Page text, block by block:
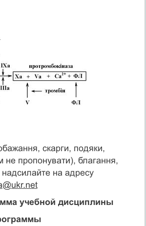
скарги, подяки,
не пропонувати), благання,
надсилайте на адресу
учебной дисциплины